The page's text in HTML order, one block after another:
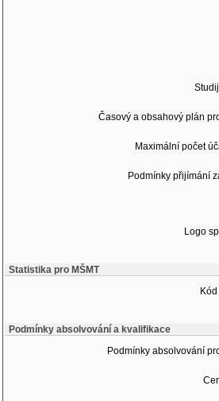
Časový a obsahový plán
Maximální počet
Podmínky přijímání
Logo
Statistika pro MŠMT
Podmínky absolvování a kvalifikace
Podmínky absolvování